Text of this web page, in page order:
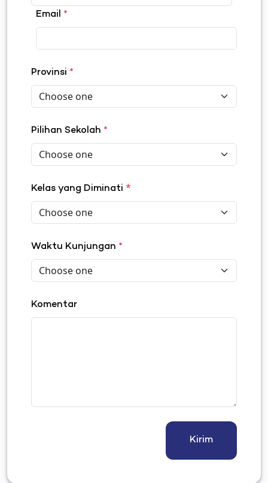
Email *
Provinsi *
Pilihan Sekolah *
Kelas yang Diminati *
Waktu Kunjungan *
Komentar
Kirim